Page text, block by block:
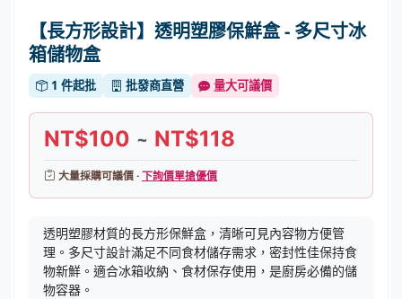
【長方形設計】透明塑膠保鮮盒 - 多尺寸冰
箱儲物盒
1 件起批 批發商直營 量大可議價
NT$100 ~ NT$118
大量採購可議價 ·下詢價單搶優價
透明塑膠材質的長方形保鮮盒，清晰可見內容物方便管
理。多尺寸設計滿足不同食材儲存需求，密封性佳保持食
物新鮮。適合冰箱收納、食材保存使用，是廚房必備的儲
物容器。